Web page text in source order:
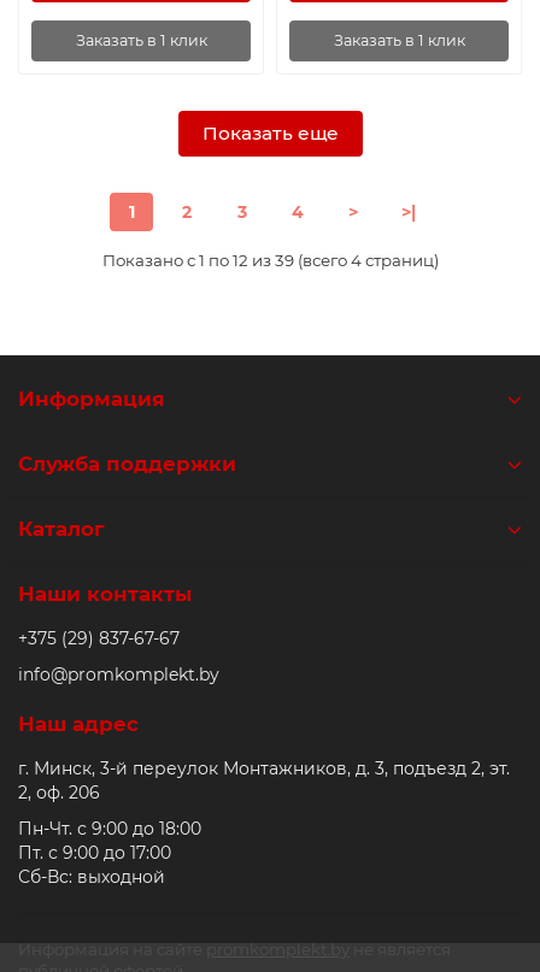
Заказать в 1 клик Заказать в 1 клик
Показать еще
1 2 3 4 > >|
Показано с 1 по 12 из 39 (всего 4 страниц)
Информация
Служба поддержки
Каталог
Наши контакты
+375 (29) 837-67-67
info@promkomplekt.by
Наш адрес
г. Минск, 3-й переулок Монтажников, д. 3, подъезд 2, эт.
2, оф. 206
Пн-Чт. с 9:00 до 18:00
Пт. с 9:00 до 17:00
Сб-Вс: выходной
Информация на сайте promkomplekt.by не является